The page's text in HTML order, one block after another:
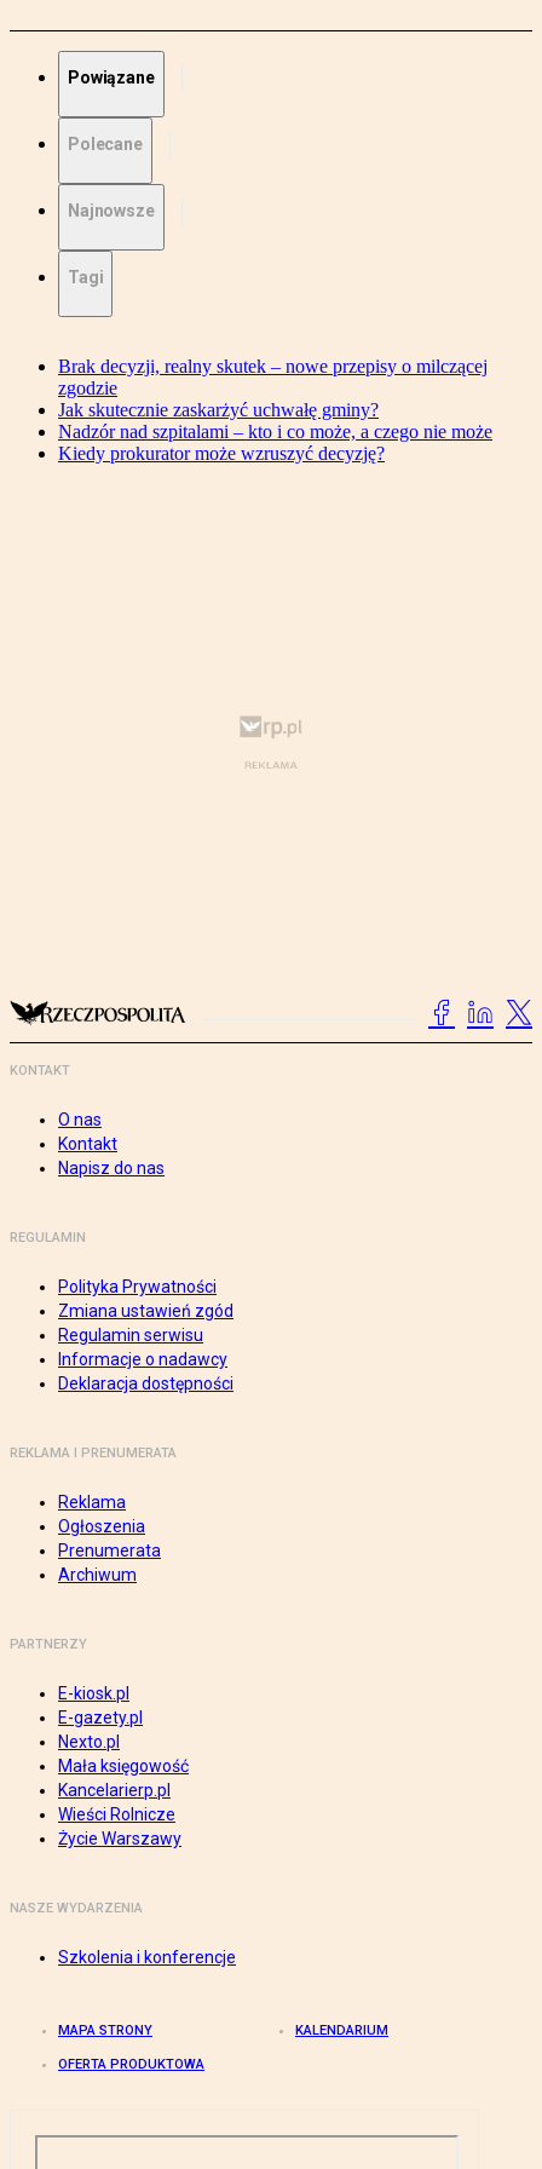
Powiązane
Polecane
Najnowsze
Tagi
Brak decyzji, realny skutek – nowe przepisy o milczącej
zgodzie
Jak skutecznie zaskarżyć uchwałę gminy?
Nadzór nad szpitalami – kto i co może, a czego nie może
Kiedy prokurator może wzruszyć decyzję?
KONTAKT
O nas
Kontakt
Napisz do nas
REGULAMIN
Polityka Prywatności
Zmiana ustawień zgód
Regulamin serwisu
Informacje o nadawcy
Deklaracja dostępności
REKLAMA I PRENUMERATA
Reklama
Ogłoszenia
Prenumerata
Archiwum
PARTNERZY
E-kiosk.pl
E-gazety.pl
Nexto.pl
Mała księgowość
Kancelarierp.pl
Wieści Rolnicze
Życie Warszawy
NASZE WYDARZENIA
Szkolenia i konferencje
MAPA STRONY KALENDARIUM
OFERTA PRODUKTOWA